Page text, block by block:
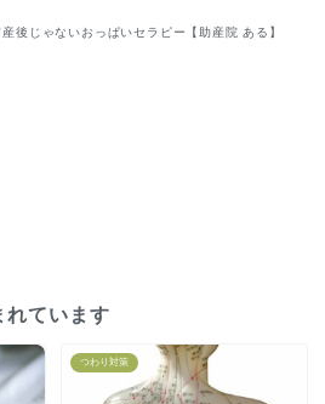
後じゃないおっぱいセラピー【助産院 ある】
れています
つわり対策